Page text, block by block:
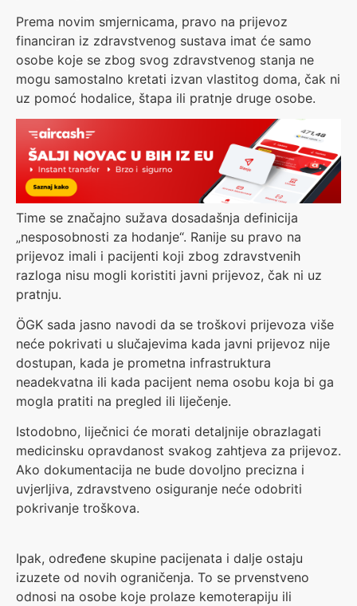
Prema novim smjernicama, pravo na prijevoz
financiran iz zdravstvenog sustava imat će samo
osobe koje se zbog svog zdravstvenog stanja ne
mogu samostalno kretati izvan vlastitog doma, čak ni
uz pomoć hodalice, štapa ili pratnje druge osobe.
Time se značajno sužava dosadašnja definicija
„nesposobnosti za hodanje“. Ranije su pravo na
prijevoz imali i pacijenti koji zbog zdravstvenih
razloga nisu mogli koristiti javni prijevoz, čak ni uz
pratnju.
ÖGK sada jasno navodi da se troškovi prijevoza više
neće pokrivati u slučajevima kada javni prijevoz nije
dostupan, kada je prometna infrastruktura
neadekvatna ili kada pacijent nema osobu koja bi ga
mogla pratiti na pregled ili liječenje.
Istodobno, liječnici će morati detaljnije obrazlagati
medicinsku opravdanost svakog zahtjeva za prijevoz.
Ako dokumentacija ne bude dovoljno precizna i
uvjerljiva, zdravstveno osiguranje neće odobriti
pokrivanje troškova.
Ipak, određene skupine pacijenata i dalje ostaju
izuzete od novih ograničenja. To se prvenstveno
odnosi na osobe koje prolaze kemoterapiju ili